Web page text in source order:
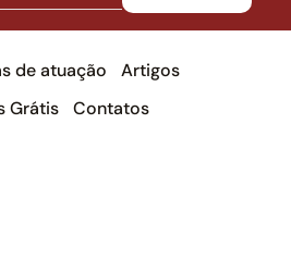
de atuação
Artigos
Grátis
Contatos